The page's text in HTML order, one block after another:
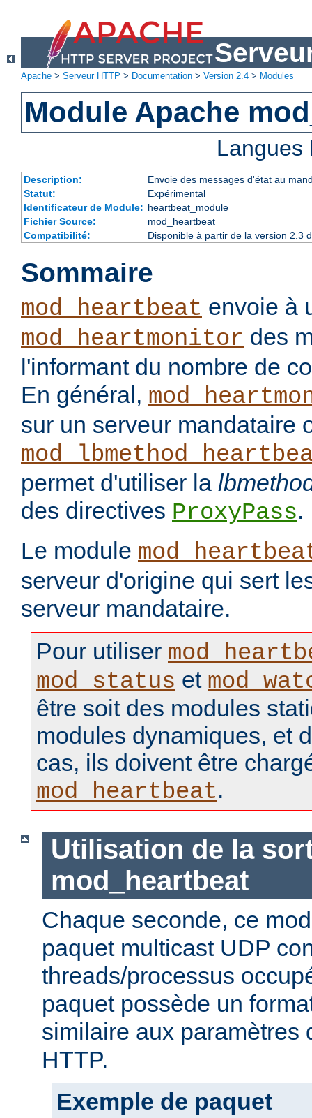
Apache > Serveur HTTP > Documentation > Version 2.4 > Modules
Module Apache
Description:
Envoie des messages d'état au
Statut:
Expérimental
Identificateur de Module: heartbeat_module
Fichier Source:
mod_heartbeat
Compatibilité:
Disponible à partir de la version 2.3
Sommaire
mod_heartbeat envoie à
mod_heartmonitor des
l'informant du nombre de
En général,
sur un serveur mandataire
permet d'utiliser la
des directives ProxyPass.
Le module
serveur d'origine qui sert
serveur mandataire.
Pour utiliser
mod_status et
être soit des modules
modules dynamiques, et
cas, ils doivent être
mod_heartbeat.
Utilisation de la
mod_heartbeat
Chaque seconde, ce
paquet multicast UDP
threads/processus
paquet possède un
similaire aux paramètres
HTTP.
Exemple de paquet